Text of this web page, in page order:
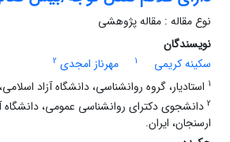
نوع مقاله : مقاله پژوهشی
نویسندگان
سکینه کریمی
1 مهرناز امجدی 2
1 استادیار، گروه روانشناسی، دانشگاه آزاد
2 دانشجوی دکترای روانشناسی عمومی، دانشگاه
ارسنجان، ایران.